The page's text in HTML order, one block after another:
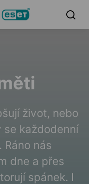
život, nebo
se každodenní
nás
dne a přes
spánek. I